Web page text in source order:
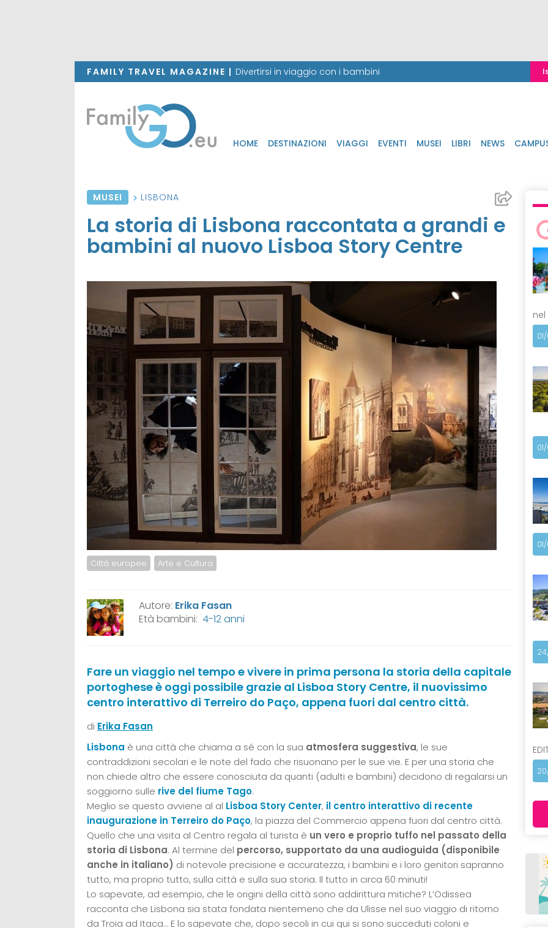
FAMILY TRAVEL MAGAZINE | Divertirsi in viaggio con i bambini
HOME DESTINAZIONI VIAGGI EVENTI MUSEI LIBRI NEWS
MUSEI LISBONA
La storia di Lisbona raccontata a grandi e
bambini al nuovo Lisboa Story Centre
Città europee Arte e Cultura
Autore: Erika Fasan
Età bambini: 4-12 anni
Fare un viaggio nel tempo e vivere in prima persona la storia della capitale
portoghese è oggi possibile grazie al Lisboa Story Centre, il nuovissimo
centro interattivo di Terreiro do Paço, appena fuori dal centro città.
di Erika Fasan
Lisbona è una città che chiama a sé con la sua atmosfera suggestiva, le sue
contraddizioni secolari e le note del fado che risuonano per le sue vie. E per una storia che
non chiede altro che essere conosciuta da quanti (adulti e bambini) decidono di regalarsi un
soggiorno sulle rive del fiume Tago.
Meglio se questo avviene al al Lisboa Story Center, il centro interattivo di recente
inaugurazione in Terreiro do Paço, la piazza del Commercio appena fuori dal centro città.
Quello che una visita al Centro regala al turista è un vero e proprio tuffo nel passato della
storia di Lisbona. Al termine del percorso, supportato da una audioguida (disponibile
anche in italiano) di notevole precisione e accuratezza, i bambini e i loro genitori sapranno
tutto, ma proprio tutto, sulla città e sulla sua storia. Il tutto in circa 60 minuti!
Lo sapevate, ad esempio, che le origini della città sono addirittura mitiche? L’Odissea
racconta che Lisbona sia stata fondata nientemeno che da Ulisse nel suo viaggio di ritorno
da Troia ad Itaca… E lo sapevate che, dopo secoli in cui qui si sono succeduti coloni e
nel